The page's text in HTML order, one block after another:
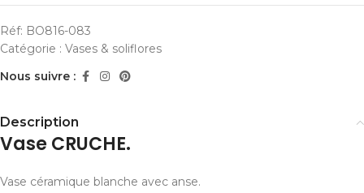
Réf: BO816-083
Catégorie : Vases & soliflores
Nous suivre :
Description
Vase CRUCHE.
Vase céramique blanche avec anse.